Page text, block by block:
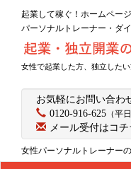
起業して稼ぐ！ホームペー
パーソナルトレーナー・ダ
女性で起業した方、独立した
お気軽にお問い合わ
0120-916-625 （平
メール受付はコチ
女性パーソナルトレーナー